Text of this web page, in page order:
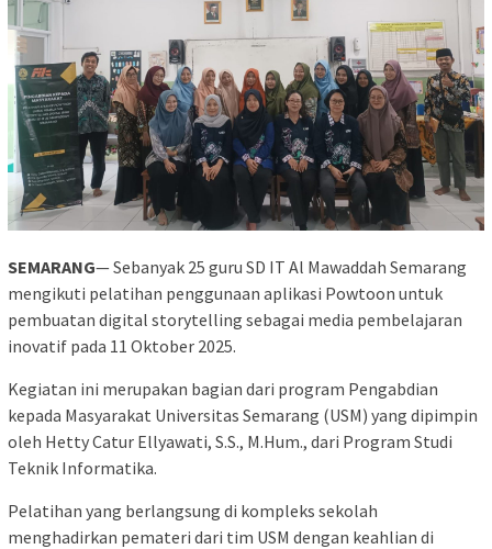
SEMARANG— Sebanyak 25 guru SD IT Al Mawaddah Semarang
mengikuti pelatihan penggunaan aplikasi Powtoon untuk
pembuatan digital storytelling sebagai media pembelajaran
inovatif pada 11 Oktober 2025.
Kegiatan ini merupakan bagian dari program Pengabdian
kepada Masyarakat Universitas Semarang (USM) yang dipimpin
oleh Hetty Catur Ellyawati, S.S., M.Hum., dari Program Studi
Teknik Informatika.
Pelatihan yang berlangsung di kompleks sekolah
menghadirkan pemateri dari tim USM dengan keahlian di